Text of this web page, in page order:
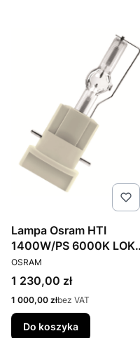
Lampa Osram HTI
1400W/PS 6000K LOK-
IT do Scenius
PRODUCENT
OSRAM
Cena
1 230,00 zł
Cena
1 000,00 złbez VAT
Do koszyka